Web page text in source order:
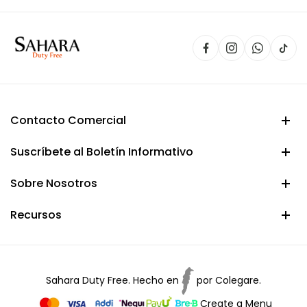
Contacto Comercial
Suscríbete al Boletín Informativo
Sobre Nosotros
Recursos
Sahara Duty Free. Hecho en por Colegare.
Create a Menu